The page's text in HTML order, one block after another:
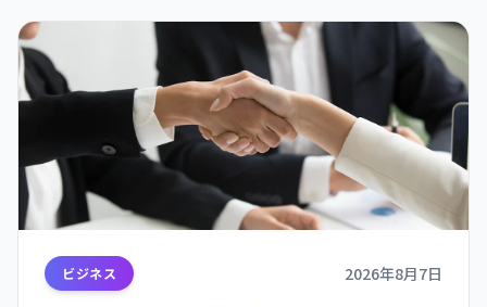
ビジネス 2026年8月7日